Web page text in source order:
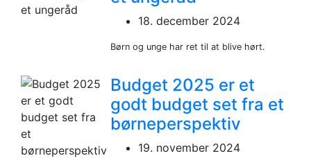
18. december 2024
Børn og unge har ret til at blive hørt.
Budget 2025 er et
godt budget set fra et
børneperspektiv
19. november 2024